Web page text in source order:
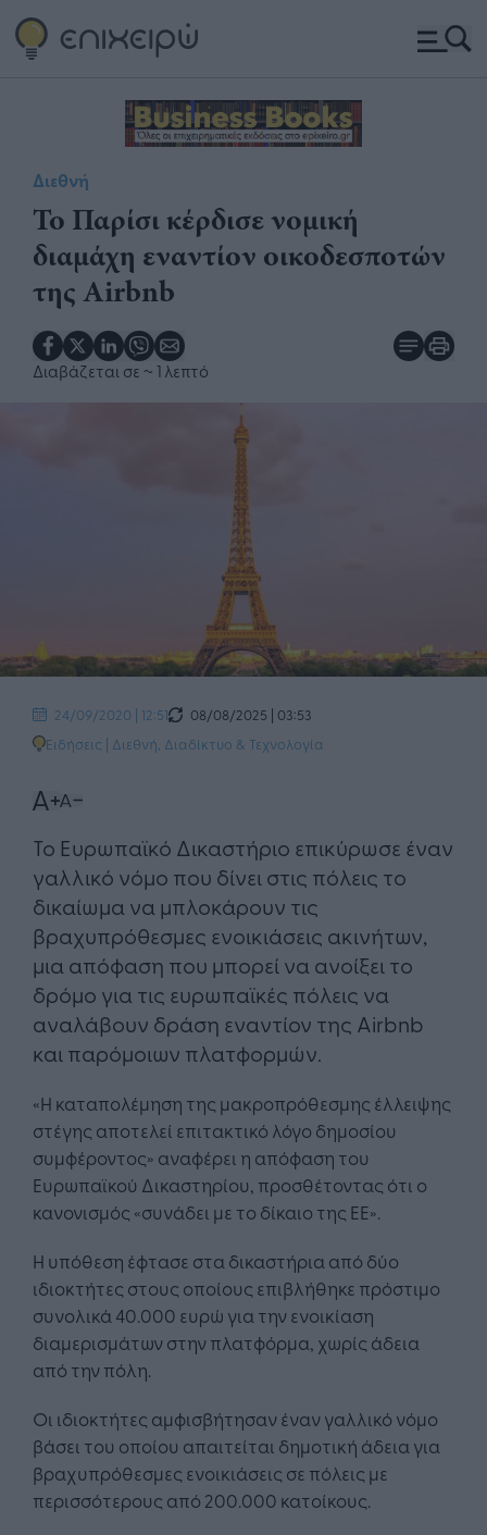
Διεθνή
Το Παρίσι κέρδισε νομική
διαμάχη εναντίον οικοδεσποτών
της Airbnb
Διαβάζεται σε ~ 1 λεπτό
24/09/2020 | 12:51
08/08/2025 | 03:53
Ειδήσεις | Διεθνή Διαδίκτυο & Τεχνολογία
​Το Ευρωπαϊκό Δικαστήριο επικύρωσε έναν
γαλλικό νόμο που δίνει στις πόλεις το
δικαίωμα να μπλοκάρουν τις
βραχυπρόθεσμες ενοικιάσεις ακινήτων,
μια απόφαση που μπορεί να ανοίξει το
δρόμο για τις ευρωπαϊκές πόλεις να
αναλάβουν δράση εναντίον της Airbnb
και παρόμοιων πλατφορμών.
«Η καταπολέμηση της μακροπρόθεσμης έλλειψης
στέγης αποτελεί επιτακτικό λόγο δημοσίου
συμφέροντος» αναφέρει η απόφαση του
Ευρωπαϊκού Δικαστηρίου, προσθέτοντας ότι ο
κανονισμός «συνάδει με το δίκαιο της ΕΕ».
Η υπόθεση έφτασε στα δικαστήρια από δύο
ιδιοκτήτες στους οποίους επιβλήθηκε πρόστιμο
συνολικά 40.000 ευρώ για την ενοικίαση
διαμερισμάτων στην πλατφόρμα, χωρίς άδεια
από την πόλη.
Οι ιδιοκτήτες αμφισβήτησαν έναν γαλλικό νόμο
βάσει του οποίου απαιτείται δημοτική άδεια για
βραχυπρόθεσμες ενοικιάσεις σε πόλεις με
περισσότερους από 200.000 κατοίκους.